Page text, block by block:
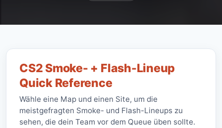
CS2 Smoke- + Flash-Lineup
Quick Reference
Wähle eine Map und einen Site, um die
meistgefragten Smoke- und Flash-Lineups zu
sehen, die dein Team vor dem Queue üben sollte.